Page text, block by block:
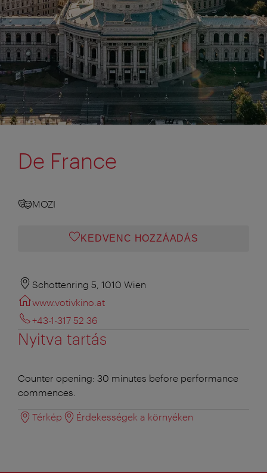
De France
MOZI
KEDVENC HOZZÁADÁS
Schottenring 5, 1010 Wien
www.votivkino.at
+43-1-317 52 36
Nyitva tartás
Counter opening: 30 minutes before performance
commences.
Térkép Érdekességek a környéken